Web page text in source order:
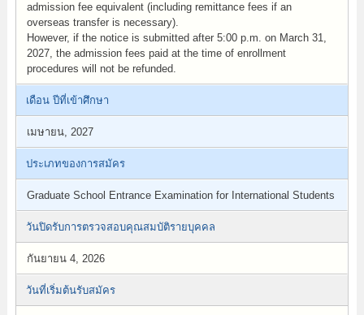
admission fee equivalent (including remittance fees if an
overseas transfer is necessary).
However, if the notice is submitted after 5:00 p.m. on March 31,
2027, the admission fees paid at the time of enrollment
procedures will not be refunded.
เดือน ปีที่เข้าศึกษา
เมษายน, 2027
ประเภทของการสมัคร
Graduate School Entrance Examination for International Students
วันปิดรับการตรวจสอบคุณสมบัติรายบุคคล
กันยายน 4, 2026
วันที่เริ่มต้นรับสมัคร